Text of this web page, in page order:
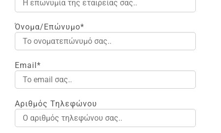
Όνομα/Επώνυμο*
Email*
Αριθμός Τηλεφώνου